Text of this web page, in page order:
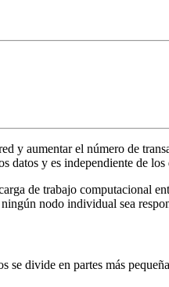
y aumentar el número de
datos y es independiente de los
de trabajo computacional
nodo individual sea
divide en partes más